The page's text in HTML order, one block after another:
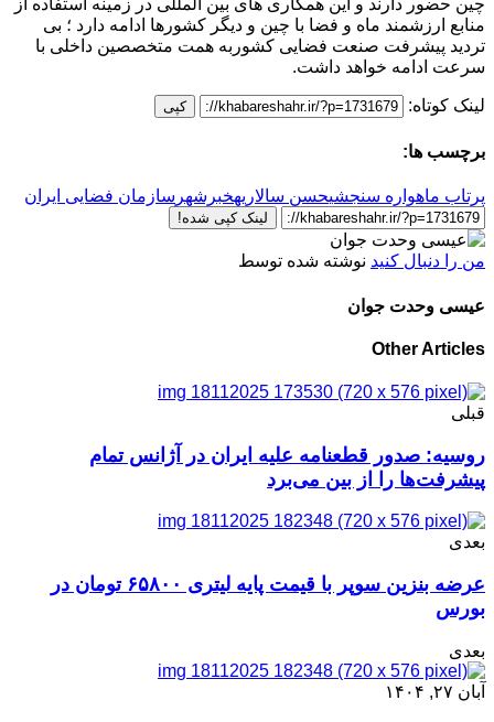
چین حضور دارند و این همکاری های بین المللی در زمینه استفاده از
منابع ارزشمند ماه و فضا با چین و دیگر کشورها ادامه دارد ؛ بی
تردید پیشرفت صنعت فضایی کشوربه همت متخصصین داخلی با
سرعت ادامه خواهد داشت.
لینک کوتاه: کپی
برچسب ها:
پرتاب ماهواره سنجشیحسن سالاریهخبرشهر سازمان فضایی ایران
لینک کپی شده!
من را دنبال کنید نوشته شده توسط
عیسی وحدت جوان
Other Articles
قبلی
روسیه: صدور قطعنامه علیه ایران در آژانس تمام
پیشرفت‌ها را از بین می‌برد
بعدی
عرضه بنزین سوپر با قیمت پایه لیتری ۶۵۸۰۰ تومان در
بورس
بعدی
آبان ۲۷, ۱۴۰۴